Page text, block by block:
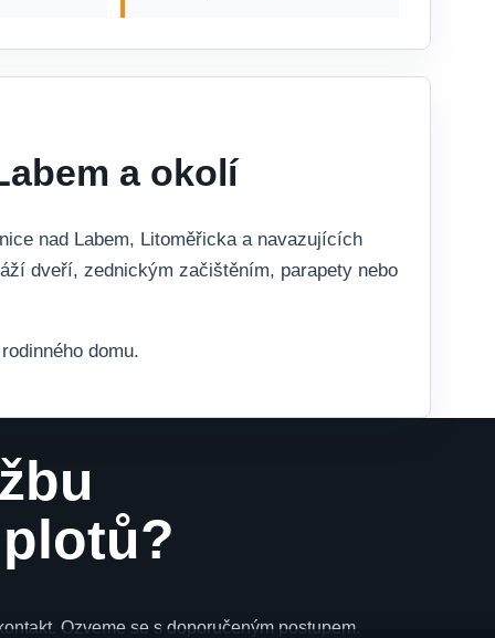
a okolí
nad Labem, Litoměřicka a navazujících
dveří, zednickým začištěním, parapety nebo
domu.
Ozveme se s doporučeným postupem.